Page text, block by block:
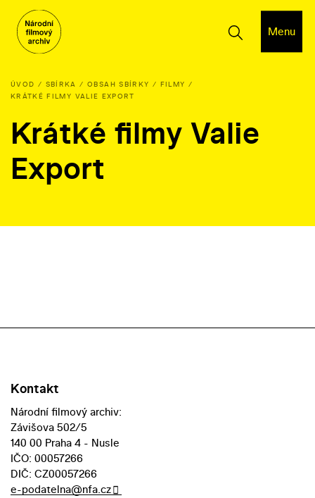
Menu
ÚVOD SBÍRKA OBSAH SBÍRKY
FILMY
KRÁTKÉ FILMY VALIE EXPORT
Krátké filmy Valie
Export
Kontakt
Národní filmový archiv:
Závišova 502/5
140 00 Praha 4 - Nusle
IČO: 00057266
DIČ: CZ00057266
e-podatelna@nfa.cz